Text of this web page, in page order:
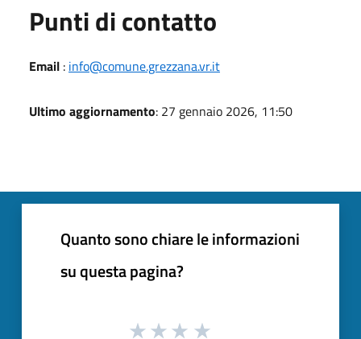
Punti di contatto
Email : info@comune.grezzana.vr.it
Ultimo aggiornamento: 27 gennaio 2026, 11:50
Quanto sono chiare le informazioni
su questa pagina?